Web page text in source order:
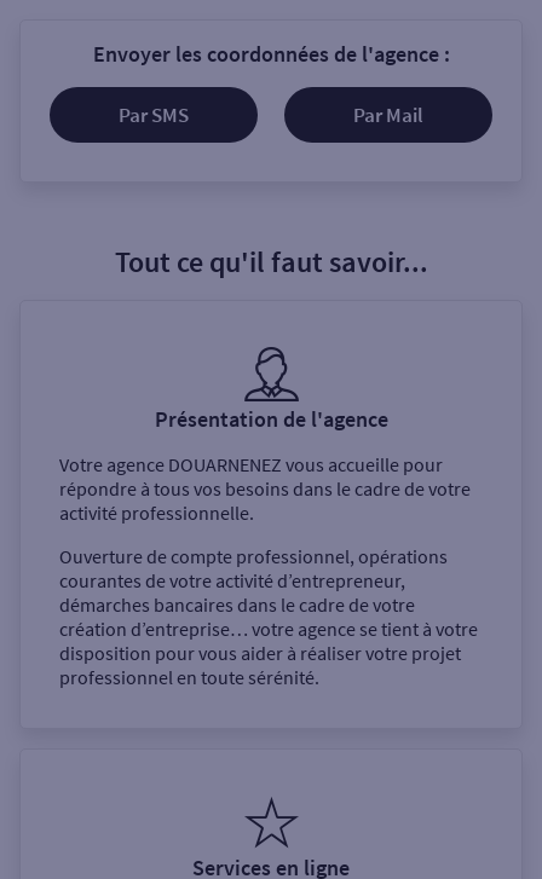
Envoyer les coordonnées de l'agence :
Par SMS Par Mail
Tout ce qu'il faut savoir...
Présentation de l'agence
Votre agence DOUARNENEZ vous accueille pour
répondre à tous vos besoins dans le cadre de votre
activité professionnelle.
Ouverture de compte professionnel, opérations
courantes de votre activité d’entrepreneur,
démarches bancaires dans le cadre de votre
création d’entreprise… votre agence se tient à votre
disposition pour vous aider à réaliser votre projet
professionnel en toute sérénité.
Services en ligne